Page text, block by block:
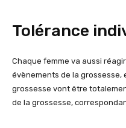
Tolérance
Chaque femme va aussi
évènements de la
grossesse vont être
de la grossesse,